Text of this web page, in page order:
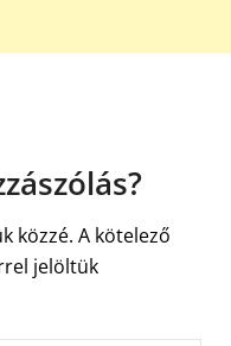
közzé. A kötelező
jelöltük